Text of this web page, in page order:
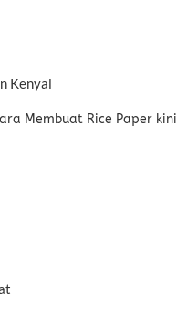
Kenyal
Membuat Rice Paper kini